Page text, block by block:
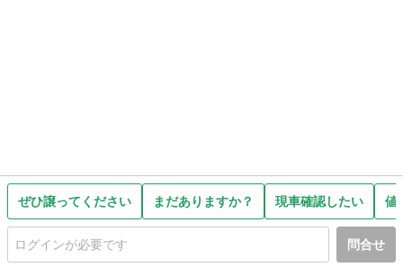
ぜひ譲ってください まだありますか？ 現車確認したい 値
問合せ